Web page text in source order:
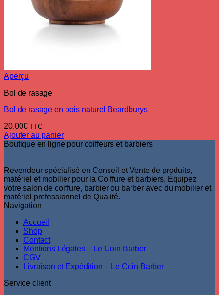
Aperçu
Bol de rasage
Bol de rasage en bois naturel Beardburys
20.00€ TTC
Ajouter au panier
Boutique en ligne pour coiffeurs et barbiers
Revendeur spécialisé en Conseil et Vente de produits,
matériel et mobilier pour la Coiffure et barbiers, Équipez
votre salon de coiffure, barbier ou barber avec du mobilier et
matériel professionnel de Qualité.
Navigation
Accueil
Shop
Contact
Mentions Légales – Le Coin Barber
CGV
Livraison et Expédition – Le Coin Barber
Service client